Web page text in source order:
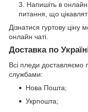
Напишіть в
питання, що
Дізнатися гуртову
онлайн чаті.
Доставка по
Всі пледи доставляємо
службами:
Нова Пошта;
Укрпошта;